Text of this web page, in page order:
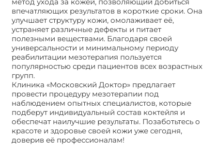
впечатляющих результатов в короткие сроки. Она
улучшает структуру кожи, омолаживает её,
устраняет различные дефекты и питает
полезными веществами. Благодаря своей
универсальности и минимальному периоду
реабилитации мезотерапия пользуется
популярностью среди пациентов всех возрастных
групп.
Клиника «Московский Доктор» предлагает
провести процедуру мезотерапии под
наблюдением опытных специалистов, которые
подберут индивидуальный состав коктейля и
обеспечат наилучшие результаты. Позаботьтесь о
красоте и здоровье своей кожи уже сегодня,
доверив её профессионалам!